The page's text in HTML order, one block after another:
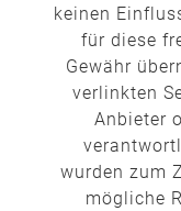
keinen
für diese
Gewähr
verlinkten
Anbieter
wurden zum
mögliche